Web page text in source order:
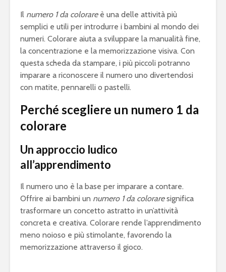
Il numero 1 da colorareè una delle attività più
semplici e utili per introdurre i bambini al mondo dei
numeri. Colorare aiuta a sviluppare la manualità fine,
la concentrazione e la memorizzazione visiva. Con
questa scheda da stampare, i più piccoli potranno
imparare a riconoscere il numero uno divertendosi
con matite, pennarelli o pastelli.
Perché scegliere un numero 1 da
colorare
Un approccio ludico
all’apprendimento
Il numero uno è la base per imparare a contare.
Offrire ai bambini un numero 1 da coloraresignifica
trasformare un concetto astratto in un’attività
concreta e creativa. Colorare rende l’apprendimento
meno noioso e più stimolante, favorendo la
memorizzazione attraverso il gioco.